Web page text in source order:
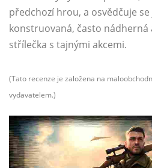
předchozí hrou, a osvědčuje
konstruovaná, často
střílečka s tajnými akcemi.
(Tato recenze je založena na
vydavatelem.)